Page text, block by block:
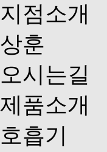
지점소개
상훈
오시는길
제품소개
호흡기